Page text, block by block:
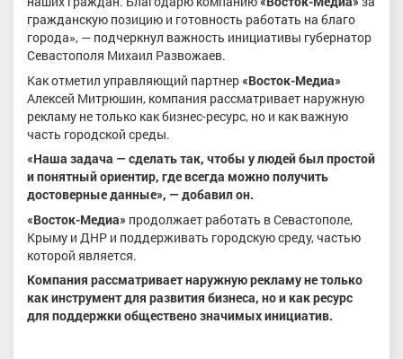
гражданскую позицию и готовность работать на благо
города», — подчеркнул важность инициативы губернатор
Севастополя Михаил Развожаев.
Как отметил управляющий партнер «Восток-Медиа»
Алексей Митрюшин, компания рассматривает наружную
рекламу не только как бизнес-ресурс, но и как важную
часть городской среды.
«Наша задача — сделать так, чтобы у людей был простой
и понятный ориентир, где всегда можно получить
достоверные данные», — добавил он.
«Восток-Медиа» продолжает работать в Севастополе,
Крыму и ДНР и поддерживать городскую среду, частью
которой является.
Компания рассматривает наружную рекламу не только
как инструмент для развития бизнеса, но и как ресурс
для поддержки обществено значимых инициатив.